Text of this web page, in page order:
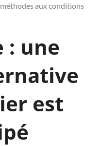
aux conditions
: une
est